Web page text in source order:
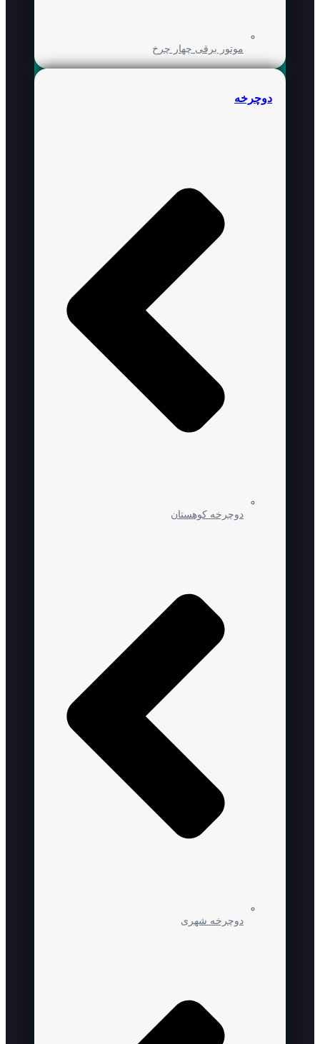
موتور برقی چهار چرخ
دوچرخه
دوچرخه کوهستان
دوچرخه شهری